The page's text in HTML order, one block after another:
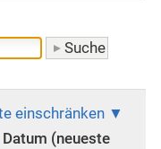
einschränken
Datum (neueste